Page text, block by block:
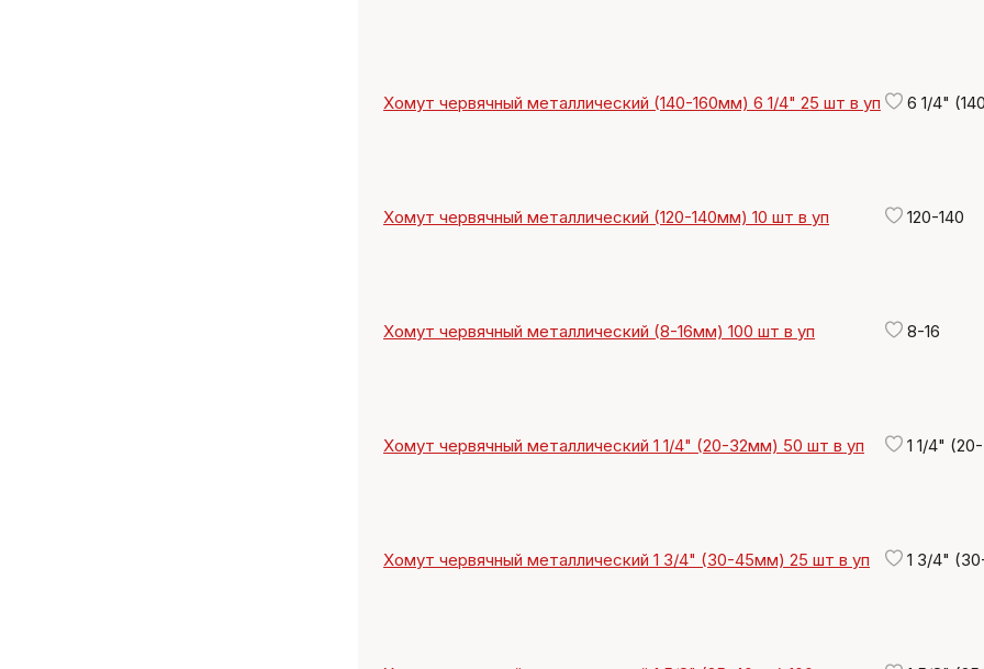
Хомут червячный металлический (140-160мм) 6 1/4" 25 шт в уп 6 1/4"
Хомут червячный металлический (120-140мм) 10 шт в уп 120-140
Хомут червячный металлический (8-16мм) 100 шт в уп 8-16
Хомут червячный металлический 1 1/4" (20-32мм) 50 шт в уп 1 1/4"
Хомут червячный металлический 1 3/4" (30-45мм) 25 шт в уп 1 3/4"